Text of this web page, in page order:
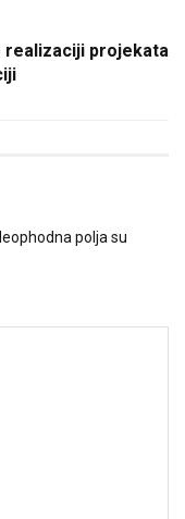
realizaciji projekata
polja su